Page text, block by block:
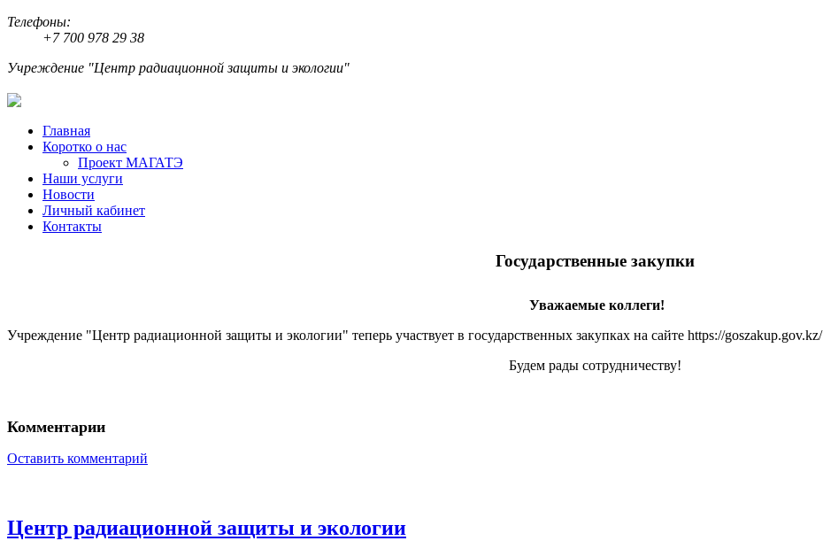
Телефоны:
+7 700 978 29 38
Учреждение "Центр радиационной защиты и экологии"
Главная
Коротко о нас
Проект МАГАТЭ
Наши услуги
Новости
Личный кабинет
Контакты
Государственные закупки
Уважаемые коллеги!
Учреждение "Центр радиационной защиты и экологии" теперь участвует в государственных закупках на сайте https://goszakup.gov.kz/
Будем рады сотрудничеству!
Комментарии
Оставить комментарий
Центр радиационной защиты и экологии